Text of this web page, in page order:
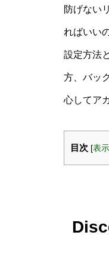
防げない
ればいい
設定方法
方、バッ
心してア
目次 [表示